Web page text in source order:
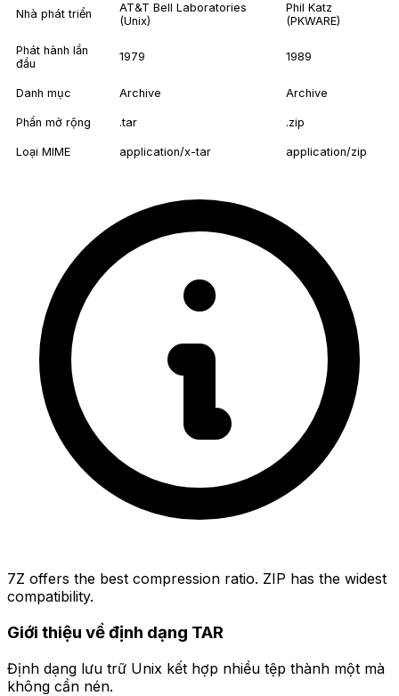
Nhà phát triển
AT&T Bell Laboratories
(Unix)
Phil Katz
(PKWARE)
Phát hành lần
đầu
1979 1989
Danh mục Archive Archive
Phần mở rộng .tar .zip
Loại MIME application/x-tar application/zip
7Z offers the best compression ratio. ZIP has the widest
compatibility.
Giới thiệu về định dạng TAR
Định dạng lưu trữ Unix kết hợp nhiều tệp thành một mà
không cần nén.